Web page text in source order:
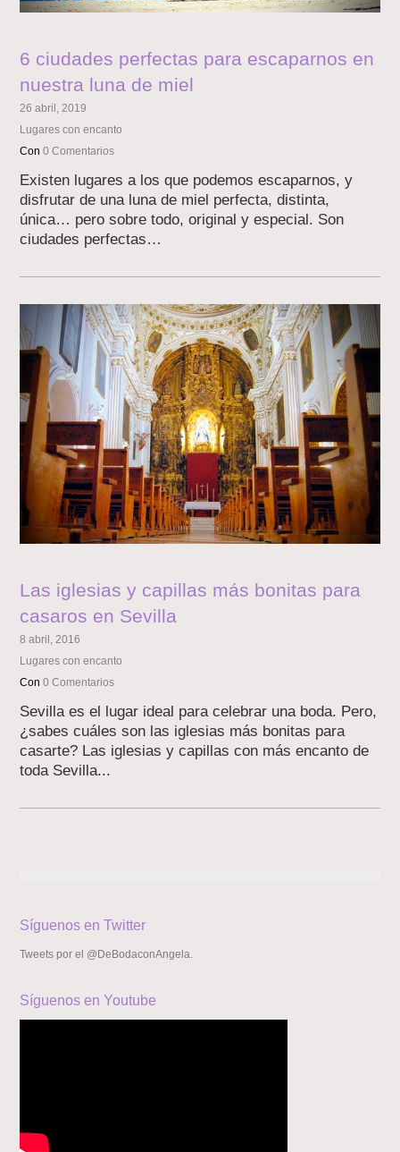
6 ciudades perfectas para escaparnos en
nuestra luna de miel
26 abril, 2019
Lugares con encanto
Con0 Comentarios
Existen lugares a los que podemos escaparnos, y
disfrutar de una luna de miel perfecta, distinta,
única… pero sobre todo, original y especial. Son
ciudades perfectas…
Las iglesias y capillas más bonitas para
casaros en Sevilla
8 abril, 2016
Lugares con encanto
Con0 Comentarios
Sevilla es el lugar ideal para celebrar una boda. Pero,
¿sabes cuáles son las iglesias más bonitas para
casarte? Las iglesias y capillas con más encanto de
toda Sevilla...
Síguenos en Twitter
Tweets por el @DeBodaconAngela.
Síguenos en Youtube